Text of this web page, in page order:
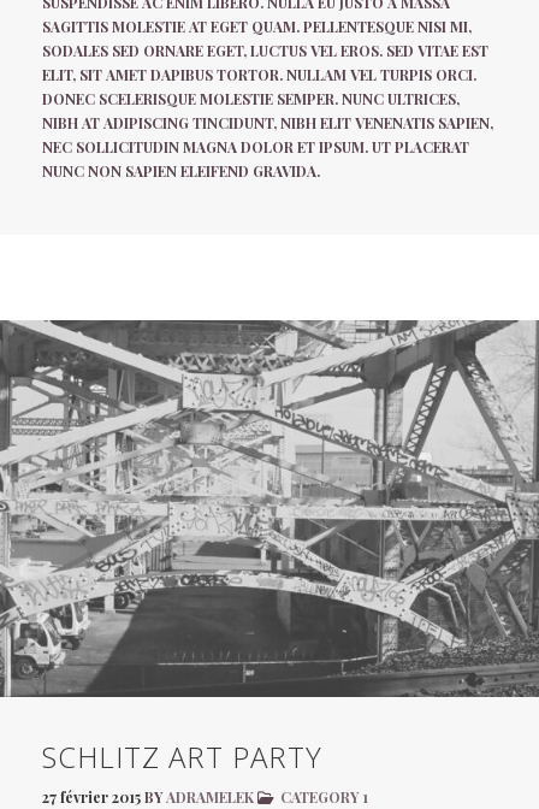
SAGITTIS MOLESTIE AT EGET QUAM. PELLENTESQUE NISI MI,
SODALES SED ORNARE EGET, LUCTUS VEL EROS. SED VITAE EST
ELIT, SIT AMET DAPIBUS TORTOR. NULLAM VEL TURPIS ORCI.
DONEC SCELERISQUE MOLESTIE SEMPER. NUNC ULTRICES,
NIBH AT ADIPISCING TINCIDUNT, NIBH ELIT VENENATIS SAPIEN,
NEC SOLLICITUDIN MAGNA DOLOR ET IPSUM. UT PLACERAT
NUNC NON SAPIEN ELEIFEND GRAVIDA.
SCHLITZ ART PARTY
27 février 2015BYADRAMELEK CATEGORY 1